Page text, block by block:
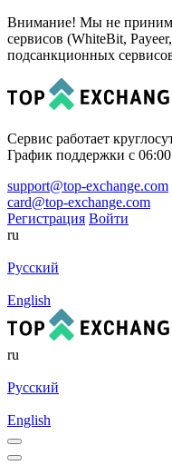
Внимание! Мы не
сервисов (WhiteBit,
подсанкционных
Сервис работает
График поддержки с
support@top-exchange.com
card@top-exchange.com
Регистрация Войти
ru
Русский
English
ru
Русский
English